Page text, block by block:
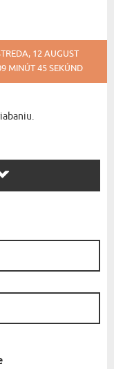
12 AUGUST
MINÚT 45 SEKÚND